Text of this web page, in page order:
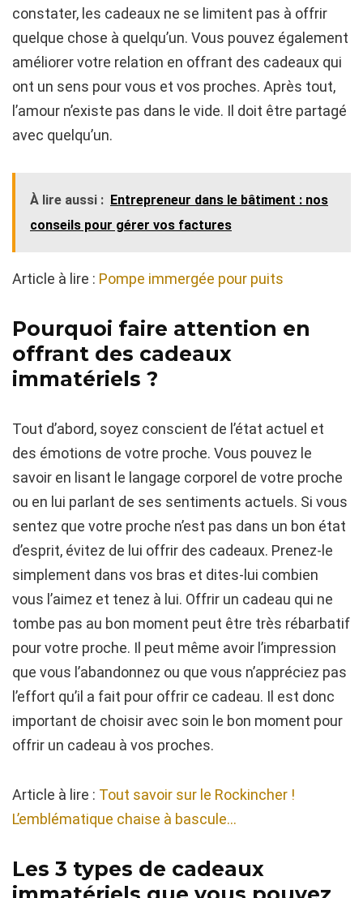
constater, les cadeaux ne se limitent pas à offrir
quelque chose à quelqu’un. Vous pouvez également
améliorer votre relation en offrant des cadeaux qui
ont un sens pour vous et vos proches. Après tout,
l’amour n’existe pas dans le vide. Il doit être partagé
avec quelqu’un.
À lire aussi : Entrepreneur dans le bâtiment : nos
conseils pour gérer vos factures
Article à lire : Pompe immergée pour puits
Pourquoi faire attention en
offrant des cadeaux
immatériels ?
Tout d’abord, soyez conscient de l’état actuel et
des émotions de votre proche. Vous pouvez le
savoir en lisant le langage corporel de votre proche
ou en lui parlant de ses sentiments actuels. Si vous
sentez que votre proche n’est pas dans un bon état
d’esprit, évitez de lui offrir des cadeaux. Prenez-le
simplement dans vos bras et dites-lui combien
vous l’aimez et tenez à lui. Offrir un cadeau qui ne
tombe pas au bon moment peut être très rébarbatif
pour votre proche. Il peut même avoir l’impression
que vous l’abandonnez ou que vous n’appréciez pas
l’effort qu’il a fait pour offrir ce cadeau. Il est donc
important de choisir avec soin le bon moment pour
offrir un cadeau à vos proches.
Article à lire : Tout savoir sur le Rockincher !
L’emblématique chaise à bascule…
Les 3 types de cadeaux